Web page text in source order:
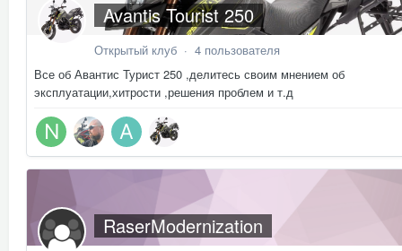
Avantis Tourist 250
Открытый клуб · 4 пользователя
Все об Авантис Турист 250 ,делитесь своим мнением об
эксплуатации,хитрости ,решения проблем и т.д
RaserModernization